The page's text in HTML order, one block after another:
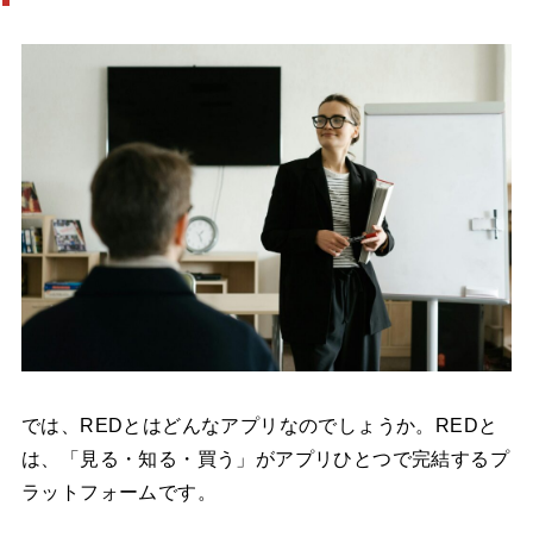
では、REDとはどんなアプリなのでしょうか。REDと
は、「見る・知る・買う」がアプリひとつで完結するプ
ラットフォームです。